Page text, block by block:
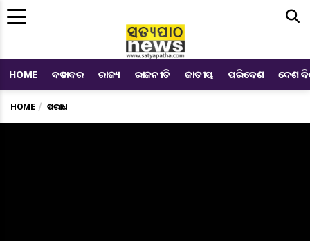
HOME ବଡ ଖବର ରାଜ୍ୟ ରାଜନୀତି ଜାତୀୟ ପରିବେଶ ଦେଶ
HOME ଅପରାଧ